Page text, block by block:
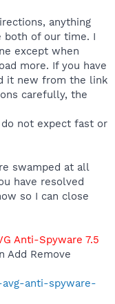
anything
both of our time. I
except when
more. If you have
it new from the link
carefully, the
not expect fast or
swamped at all
have resolved
so I can close
Anti-Spyware 7.5
Add Remove
anti-spyware-